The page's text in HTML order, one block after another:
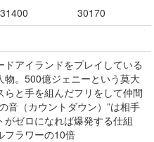
31400
30170
アイランドをプレイしている
。500億ジェニーという莫大
と手を組んだフリをして仲間
音（カウントダウン）”は相手
ゼロになれば爆発する仕組
フラワーの10倍